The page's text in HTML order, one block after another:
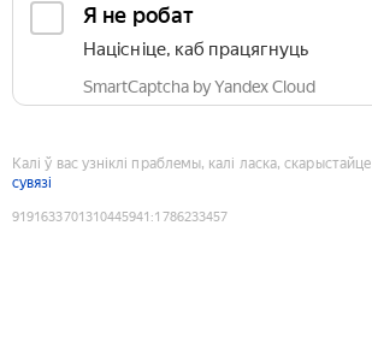
Я не робат
Націсніце, каб працягнуць
SmartCaptcha by Yandex Cloud
Калі ў вас узніклі праблемы, калі ласка, скарыстайце
сувязі
9191633701310445941 :1786233457